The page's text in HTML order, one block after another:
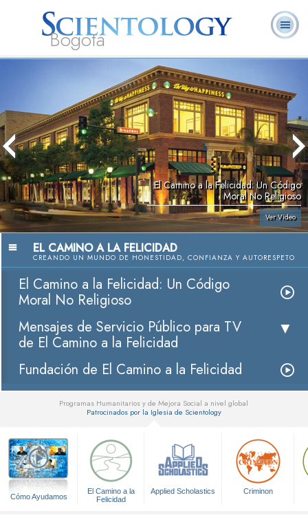
Bogotá
Scientology?
Voluntarios
El Camino a la Felicidad: Un Código
Moral No Religioso
Ver Video
EL CAMINO A LA FELICIDAD
CREANDO UN MUNDO DE HONESTIDAD, CONFIANZA Y AUTORESPETO
El Camino a la Felicidad: Un Código
Moral No Religioso
Mensajes de Servicio Público para TV
de El Camino a la Felicidad
Fundación de El Camino a la Felicidad
Programas Humanitarios y de Mejora Social a nivel global
Patrocinados por la Iglesia de Scientology
Cómo Ayudamos
El Camino a la
Felicidad
Applied Scholastics Criminon